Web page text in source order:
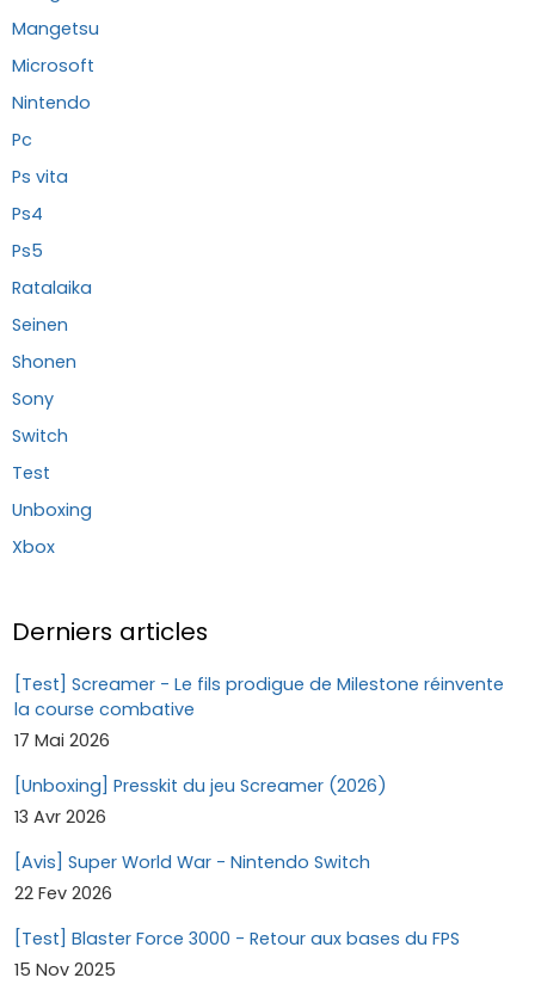
Mangetsu
Microsoft
Nintendo
Pc
Ps vita
Ps4
Ps5
Ratalaika
Seinen
Shonen
Sony
Switch
Test
Unboxing
Xbox
Derniers articles
[Test] Screamer - Le fils prodigue de Milestone réinvente
la course combative
17 Mai 2026
[Unboxing] Presskit du jeu Screamer (2026)
13 Avr 2026
[Avis] Super World War - Nintendo Switch
22 Fev 2026
[Test] Blaster Force 3000 - Retour aux bases du FPS
15 Nov 2025